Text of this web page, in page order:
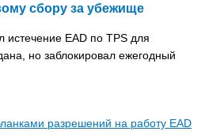
сбору за убежище
EAD по TPS для
но заблокировал ежегодный